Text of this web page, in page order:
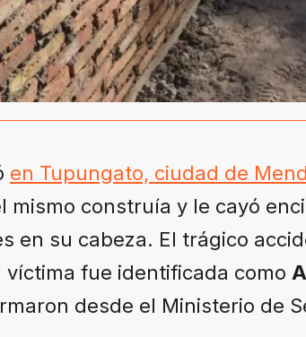
en Tupungato, ciudad de
mismo construía y le cayó
en su cabeza. El trágico
fue identificada como
desde el Ministerio de